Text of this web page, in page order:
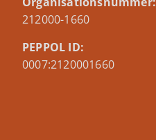
212000-1660
PEPPOL ID:
0007:2120001660